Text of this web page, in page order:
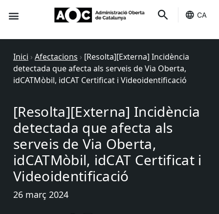
CA
Inici › Afectacions › [Resolta][Externa] Incidència
detectada que afecta als serveis de Via Oberta,
idCATMòbil, idCAT Certificat i Videoidentificació
[Resolta][Externa] Incidència
detectada que afecta als
serveis de Via Oberta,
idCATMòbil, idCAT Certificat i
Videoidentificació
26 març 2024